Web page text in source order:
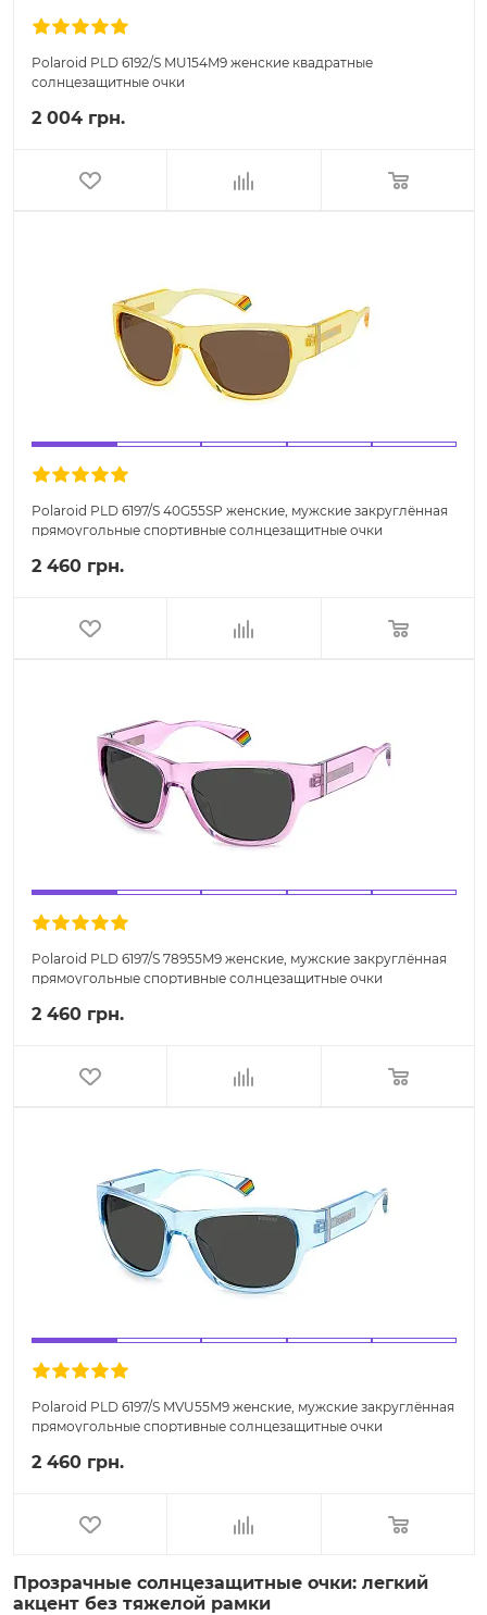
Polaroid PLD 6192/S MU154M9 женские квадратные
солнцезащитные очки
2 004 грн.
Polaroid PLD 6197/S 40G55SP женские, мужские закруглённая
прямоугольные спортивные солнцезащитные очки
2 460 грн.
Polaroid PLD 6197/S 78955M9 женские, мужские закруглённая
прямоугольные спортивные солнцезащитные очки
2 460 грн.
Polaroid PLD 6197/S MVU55M9 женские, мужские закруглённая
прямоугольные спортивные солнцезащитные очки
2 460 грн.
Прозрачные солнцезащитные очки: легкий
акцент без тяжелой рамки